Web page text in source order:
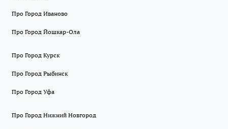
Про Город Иваново
Про Город Йошкар-Ола
Про Город Курск
Про Город Рыбинск
Про Город Уфа
Про Город Нижний Новгород